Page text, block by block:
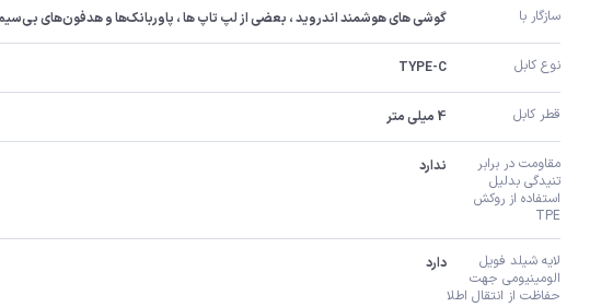
سازگار با گوشی های هوشمند اندروید ، بعضی از لپ تاپ ها ، پاوربانک‌ها و هدفون‌های بی‌سیم
نوع کابل TYPE-C
قطر کابل 4 میلی متر
TPE
ندارد
حفاظت از انتقال اطلا
دارد